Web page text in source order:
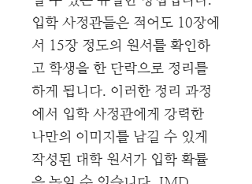
입학 사정관들은 적어도 10장에
서 15장 정도의 원서를 확인하
고 학생을 한 단락으로 정리를
하게 됩니다. 이러한 정리 과정
에서 입학 사정관에게 강력한
나만의 이미지를 남길 수 있게
작성된 대학 원서가 입학 확률